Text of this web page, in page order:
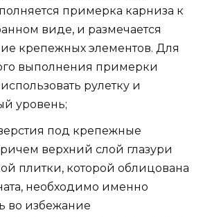
примерка карниза к
виде, и размечается
крепежных элементов. Для
выполнения примерки
рулетку и
уровень;
под крепежные
верхний слой глазури
плитки, которой облицована
необходимо именно
во избежание